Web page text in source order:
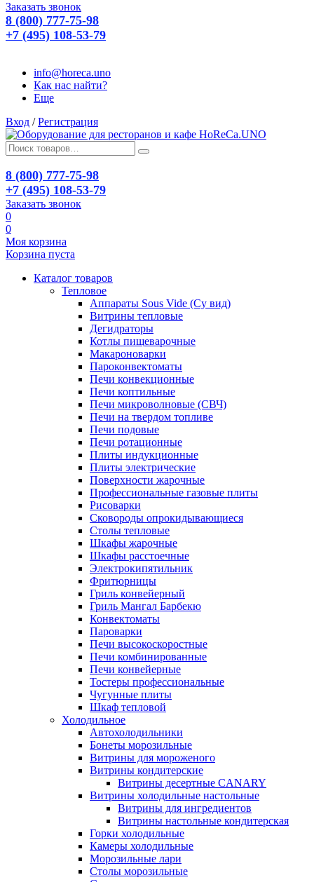
Заказать звонок
8 (800) 777-75-98
+7 (495) 108-53-79
info@horeca.uno
Как нас найти?
Еще
Вход / Регистрация
8 (800) 777-75-98
+7 (495) 108-53-79
Заказать звонок
0
0
Моя корзина
Корзина пуста
Каталог товаров
Тепловое
Аппараты Sous Vide (Су вид)
Витрины тепловые
Дегидраторы
Котлы пищеварочные
Макароноварки
Пароконвектоматы
Печи конвекционные
Печи коптильные
Печи микроволновые (СВЧ)
Печи на твердом топливе
Печи подовые
Печи ротационные
Плиты индукционные
Плиты электрические
Поверхности жарочные
Профессиональные газовые плиты
Рисоварки
Сковороды опрокидывающиеся
Столы тепловые
Шкафы жарочные
Шкафы расстоечные
Электрокипятильник
Фритюрницы
Гриль конвейерный
Гриль Мангал Барбекю
Конвектоматы
Пароварки
Печи высокоскоростные
Печи комбинированные
Печи конвейерные
Тостеры профессиональные
Чугунные плиты
Шкаф тепловой
Холодильное
Автохолодильники
Бонеты морозильные
Витрины для мороженого
Витрины кондитерские
Витрины десертные CANARY
Витрины холодильные настольные
Витрины для ингредиентов
Витрины настольные кондитерская
Горки холодильные
Камеры холодильные
Морозильные лари
Столы морозильные